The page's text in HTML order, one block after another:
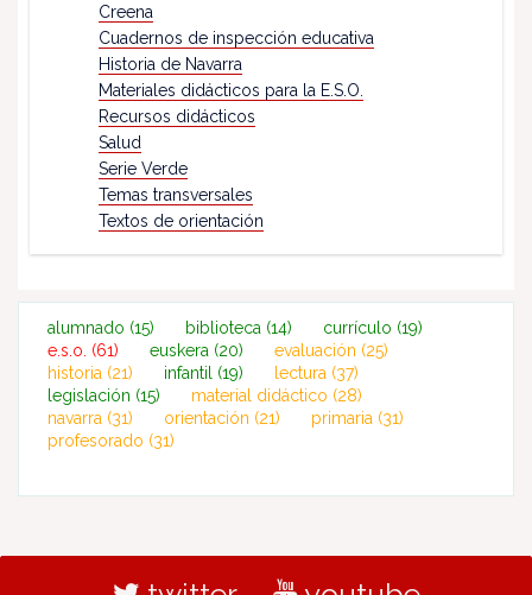
Creena
Cuadernos de inspección educativa
Historia de Navarra
Materiales didácticos para la E.S.O.
Recursos didácticos
Salud
Serie Verde
Temas transversales
Textos de orientación
alumnado (15) biblioteca (14) currículo (19)
e.s.o. (61) euskera (20) evaluación (25)
historia (21) infantil (19) lectura (37)
legislación (15) material didáctico (28)
navarra (31) orientación (21) primaria (31)
profesorado (31)